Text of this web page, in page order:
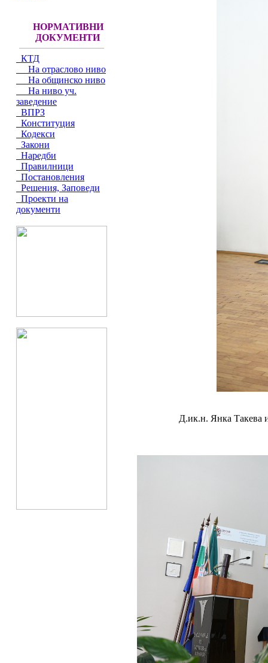
НОРМАТИВНИ
ДОКУМЕНТИ
КТД
На отраслово ниво
На общинско ниво
На ниво уч.
заведение
ВПРЗ
Конституция
Кодекси
Закони
Наредби
Правилници
Постановления
Решения, Заповеди
Проекти на
документи
Д.ик.н. Янка Такева